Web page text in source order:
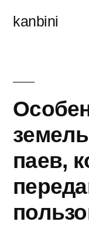
kanbini
паев,